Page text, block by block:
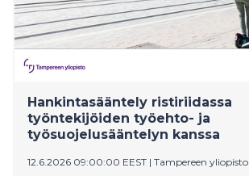
Hankintasääntely ristiriidassa
työntekijöiden työehto- ja
työsuojelusääntelyn kanssa
12.6.2026 09:00:00 EEST | Tampereen yliopisto